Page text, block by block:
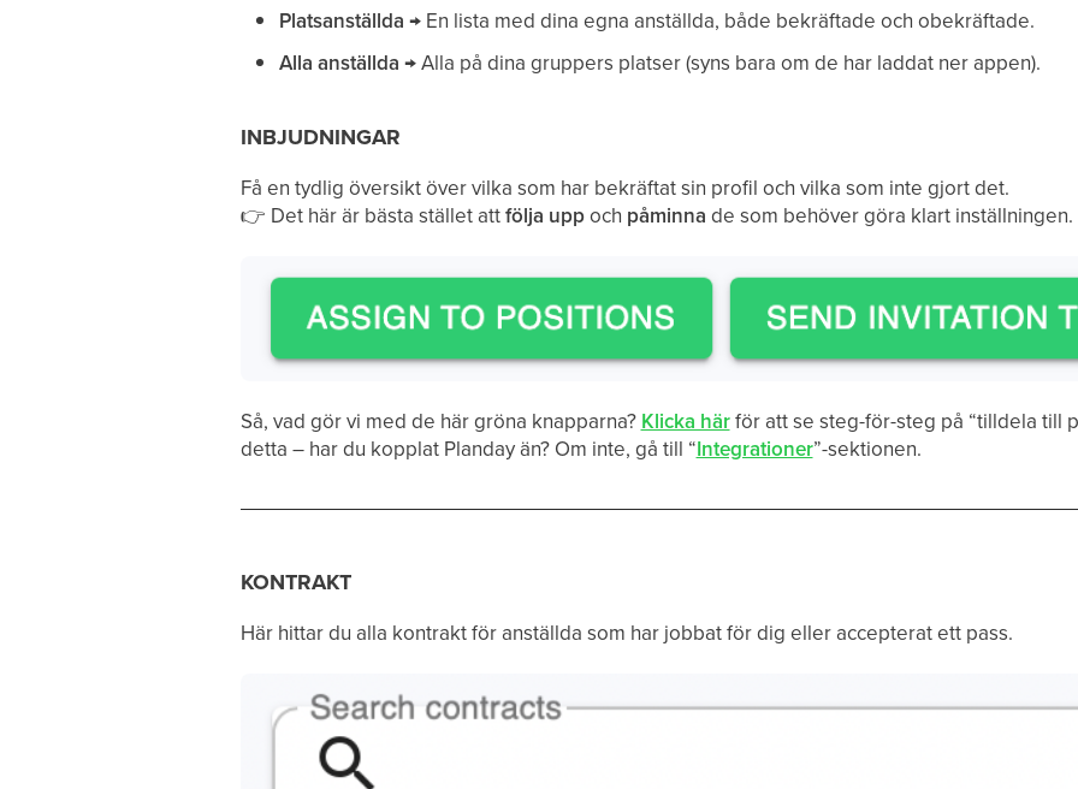
Platsanställda → En lista med dina egna anställda, både bekräftade och obekräftade.
Alla anställda → Alla på dina gruppers platser (syns bara om de har laddat ner appen).
INBJUDNINGAR
Få en tydlig översikt över vilka som har bekräftat sin profil och vilka som inte gjort det.
👉 Det här är bästa stället attfölja uppoch påminna de som behöver göra klart inställningen.
Så, vad gör vi med de här gröna knapparna? Klicka härför att se steg-för-steg på “tilldela till
detta – har du kopplat Planday än? Om inte, gå till “Integrationer”-sektionen.
KONTRAKT
Här hittar du alla kontrakt för anställda som har jobbat för dig eller accepterat ett pass.